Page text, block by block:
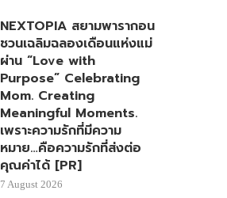
NEXTOPIA สยามพารากอน
ชวนเฉลิมฉลองเดือนแห่งแม่
ผ่าน “Love with
Purpose” Celebrating
Mom. Creating
Meaningful Moments.
เพราะความรักที่มีความ
หมาย…คือความรักที่ส่งต่อ
คุณค่าได้ [PR]
7 August 2026